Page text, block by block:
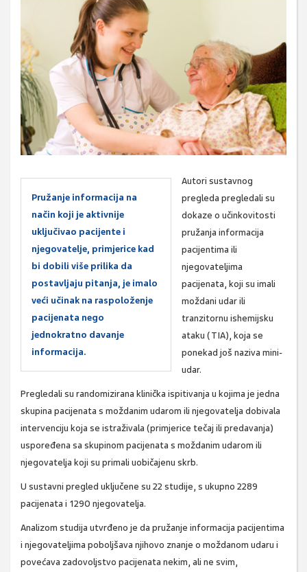
Pružanje informacija na
način koji je aktivnije
uključivao pacijente i
njegovatelje, primjerice kad
bi dobili više prilika da
postavljaju pitanja, je imalo
veći učinak na raspoloženje
pacijenata nego
jednokratno davanje
informacija.
Autori sustavnog
pregleda pregledali su
dokaze o učinkovitosti
pružanja informacija
pacijentima ili
njegovateljima
pacijenata, koji su imali
moždani udar ili
tranzitornu ishemijsku
ataku (TIA), koja se
ponekad još naziva mini-
udar.
Pregledali su randomizirana klinička ispitivanja u kojima je jedna
skupina pacijenata s moždanim udarom ili njegovatelja dobivala
intervenciju koja se istraživala (primjerice tečaj ili predavanja)
uspoređena sa skupinom pacijenata s moždanim udarom ili
njegovatelja koji su primali uobičajenu skrb.
U sustavni pregled uključene su 22 studije, s ukupno 2289
pacijenata i 1290 njegovatelja.
Analizom studija utvrđeno je da pružanje informacija pacijentima
i njegovateljima poboljšava njihovo znanje o moždanom udaru i
povećava zadovoljstvo pacijenata nekim, ali ne svim,